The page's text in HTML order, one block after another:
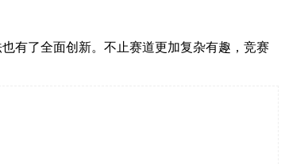
有了全面创新。不止赛道更加复杂有趣，竞赛